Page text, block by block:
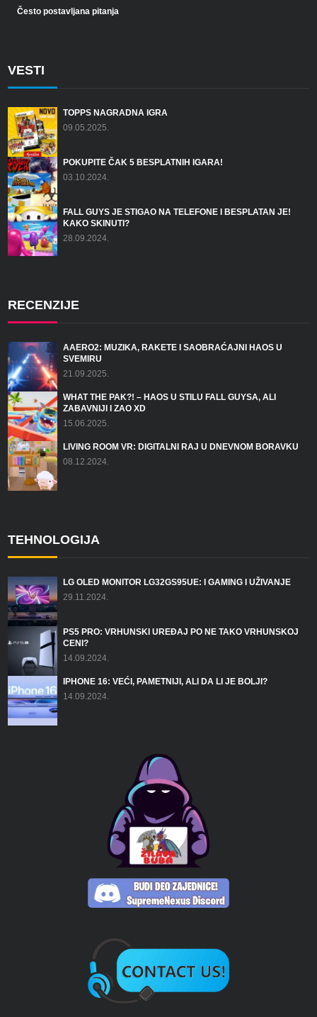
Često postavljana pitanja
VESTI
TOPPS NAGRADNA IGRA
09.05.2025.
POKUPITE ČAK 5 BESPLATNIH IGARA!
03.10.2024.
FALL GUYS JE STIGAO NA TELEFONE I BESPLATAN JE!
KAKO SKINUTI?
28.09.2024.
RECENZIJE
AAERO2: MUZIKA, RAKETE I SAOBRAĆAJNI HAOS U
SVEMIRU
21.09.2025.
WHAT THE PAK?! – HAOS U STILU FALL GUYSA, ALI
ZABAVNIJI I ZAO XD
15.06.2025.
LIVING ROOM VR: DIGITALNI RAJ U DNEVNOM BORAVKU
08.12.2024.
TEHNOLOGIJA
LG OLED MONITOR LG32GS95UE: I GAMING I UŽIVANJE
29.11.2024.
PS5 PRO: VRHUNSKI UREĐAJ PO NE TAKO VRHUNSKOJ
CENI?
14.09.2024.
IPHONE 16: VEĆI, PAMETNIJI, ALI DA LI JE BOLJI?
14.09.2024.